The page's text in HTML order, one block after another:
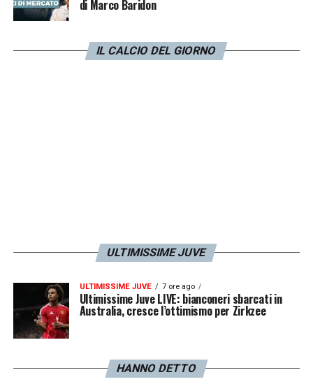
di Marco Baridon
IL CALCIO DEL GIORNO
ULTIMISSIME JUVE
ULTIMISSIME JUVE 7 ore ago
Ultimissime Juve LIVE: bianconeri sbarcati in
Australia, cresce l’ottimismo per Zirkzee
HANNO DETTO